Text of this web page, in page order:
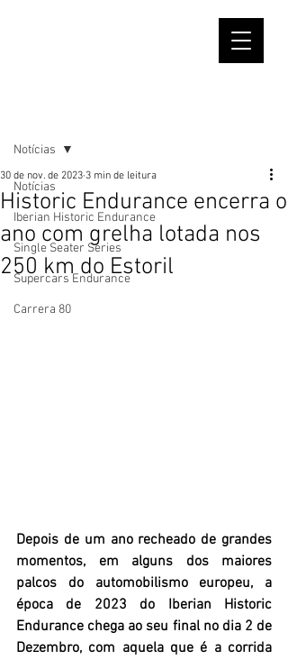
Notícias
Iberian Historic Endurance
Single Seater Series
Supercars Endurance
Carrera 80
Notícias
Historic Endurance encerra o
ano com grelha lotada nos
250 km do Estoril
30 de nov. de 2023 3 min de leitura
Depois de um ano recheado de grandes
momentos, em alguns dos maiores
palcos do automobilismo europeu, a
época de 2023 do Iberian Historic
Endurance chega ao seu final no dia 2 de
Dezembro, com aquela que é a corrida